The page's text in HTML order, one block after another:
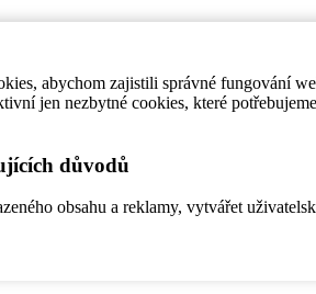
abychom zajistili správné fungování
jen nezbytné cookies, které
důvodů
obsahu a reklamy, vytvářet